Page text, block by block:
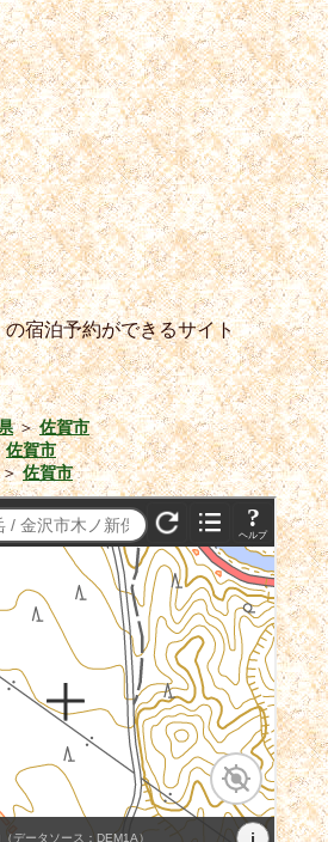
の宿泊予約ができるサイト
＞佐賀市
佐賀市
佐賀市